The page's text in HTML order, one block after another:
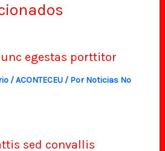
egestas porttitor
/ACONTECEU/ Por Noticias No
sed convallis